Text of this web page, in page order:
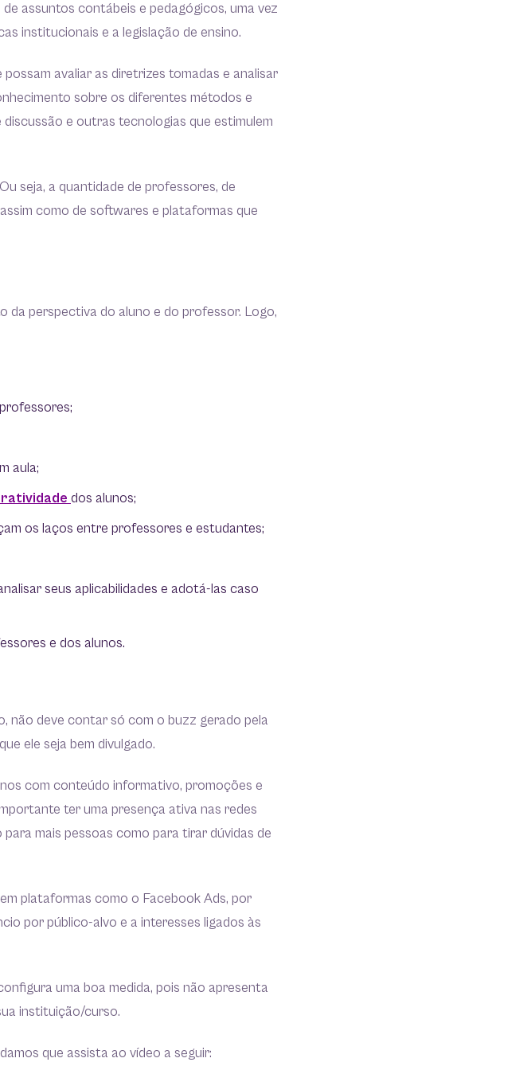
assuntos contábeis e pedagógicos, uma vez
institucionais e a legislação de ensino.
avaliar as diretrizes tomadas e analisar
sobre os diferentes métodos e
discussão e outras tecnologias que estimulem
seja, a quantidade de professores, de
como de softwares e plataformas que
da perspectiva do aluno e do professor. Logo,
aula;
dos alunos;
os laços entre professores e estudantes;
seus aplicabilidades e adotá-las caso
e dos alunos.
não deve contar só com o buzz gerado pela
ele seja bem divulgado.
com conteúdo informativo, promoções e
ter uma presença ativa nas redes
mais pessoas como para tirar dúvidas de
plataformas como o Facebook Ads, por
por público-alvo e a interesses ligados às
uma boa medida, pois não apresenta
instituição/curso.
que assista ao vídeo a seguir: